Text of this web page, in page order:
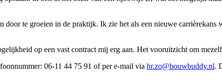
te groeien in de praktijk. Ik zie het als een nieuwe carrièrekans
op een vast contract mij erg aan. Het vooruitzicht om
06-11 44 75 91 of per e-mail via hr.zo@bouwbuddy.nl.